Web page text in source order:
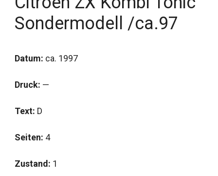
Sondermodell /ca.97
Datum: ca. 1997
Druck: —
Text: D
Seiten: 4
Zustand: 1